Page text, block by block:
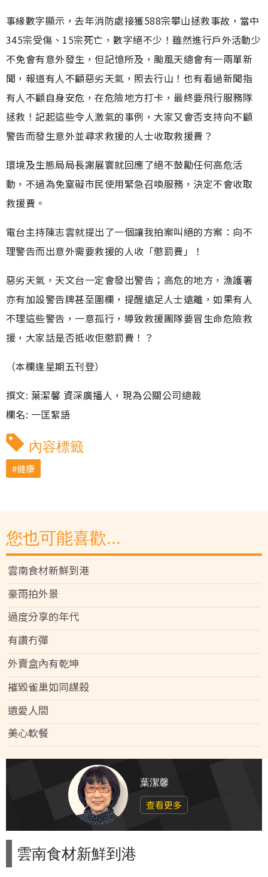
事緣數字顯示，去年消防處接獲588宗攀山拯救事故，當中
345宗受傷、15宗死亡，數字絕不少！雖然進行戶外活動少
不免會有意外發生，但記憶所及，颱風天總會有一兩單新
聞，報道有人不顧惡劣天氣，照去行山！也有看過新聞指
有人不顧自身安危，在危險地方打卡，最終要飛行服務隊
拯救！記起這些令人激氣的事例，大家又會否支持向不顧
警告而發生意外並尋求救援的人士收取救援費？
環境及生態局局長謝展寰就回應了絕不鼓勵任何高危活
動，不過為免窒礙市民使用緊急召喚服務，決定不會收取
救援費。
電台主持陳志雲就提出了一個讓我拍案叫絕的方案：向不
理警告而出意外需要救援的人收「懲罰費」！
惡劣天氣，天文台一定會發出警告；高危的地方，漁護署
亦有加設警告牌甚至圍欄，提醒遠足人士遠離，如果有人
不理這些警告，一意孤行，導致救援團隊要冒生命危險救
援，大家話是否抵收佢懲罰費！？
（本欄逢星期五刊登）
撰文: 葉潔馨 資深廣播人，現為公關公司總裁
欄名: 一匡絮語
內容標籤
健康
您也可能喜歡...
雲南食材新鮮到港
豪雨拍外景
過度分享的年代
有讚冇彈
外賣盒內有乾坤
摧毀雀巢如同謀殺
遺愛人間
美心軟餐
葉潔馨
查看更多
雲南食材新鮮到港